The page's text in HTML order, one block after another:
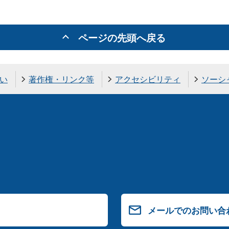
ページの先頭へ戻る
著作権・リンク等 アクセシビリティ ソー
メールでのお問い合